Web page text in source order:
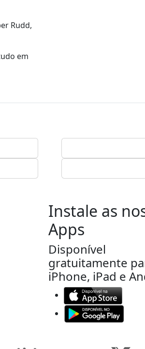
Rudd,
em
Instale as
Apps
Disponível
gratuitamente
iPhone, iPad e